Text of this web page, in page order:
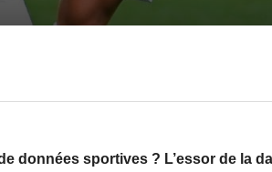
données sportives ? L’essor de la